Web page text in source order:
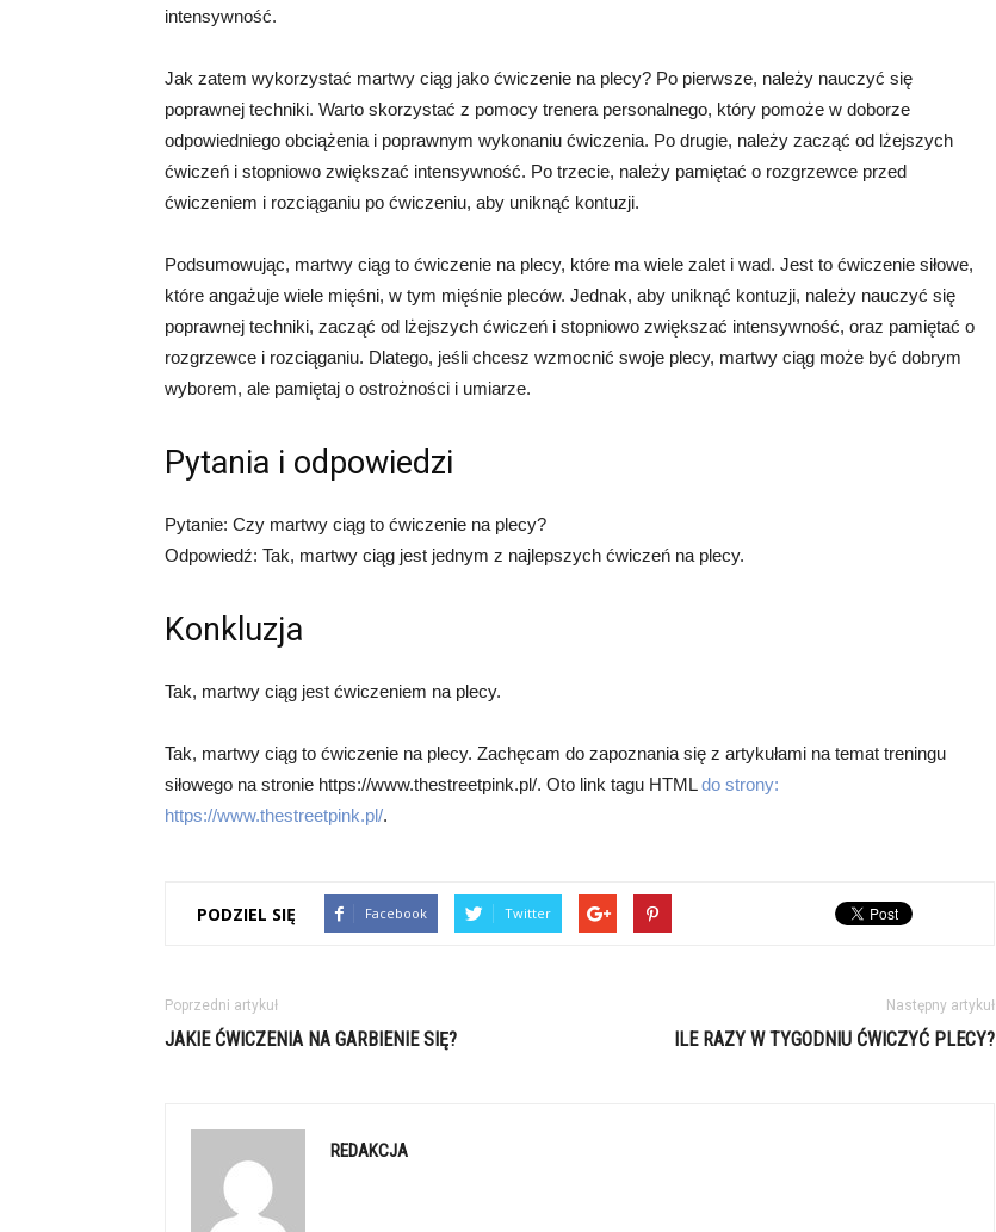
intensywność.
Jak zatem wykorzystać martwy ciąg jako ćwiczenie na plecy? Po pierwsze, należy nauczyć się
poprawnej techniki. Warto skorzystać z pomocy trenera personalnego, który pomoże w doborze
odpowiedniego obciążenia i poprawnym wykonaniu ćwiczenia. Po drugie, należy zacząć od lżejszych
ćwiczeń i stopniowo zwiększać intensywność. Po trzecie, należy pamiętać o rozgrzewce przed
ćwiczeniem i rozciąganiu po ćwiczeniu, aby uniknąć kontuzji.
Podsumowując, martwy ciąg to ćwiczenie na plecy, które ma wiele zalet i wad. Jest to ćwiczenie siłowe,
które angażuje wiele mięśni, w tym mięśnie pleców. Jednak, aby uniknąć kontuzji, należy nauczyć się
poprawnej techniki, zacząć od lżejszych ćwiczeń i stopniowo zwiększać intensywność, oraz pamiętać o
rozgrzewce i rozciąganiu. Dlatego, jeśli chcesz wzmocnić swoje plecy, martwy ciąg może być dobrym
wyborem, ale pamiętaj o ostrożności i umiarze.
Pytania i odpowiedzi
Pytanie: Czy martwy ciąg to ćwiczenie na plecy?
Odpowiedź: Tak, martwy ciąg jest jednym z najlepszych ćwiczeń na plecy.
Konkluzja
Tak, martwy ciąg jest ćwiczeniem na plecy.
Tak, martwy ciąg to ćwiczenie na plecy. Zachęcam do zapoznania się z artykułami na temat treningu
siłowego na stronie https://www.thestreetpink.pl/. Oto link tagu HTMLdo strony:
https://www.thestreetpink.pl/.
PODZIEL SIĘ Facebook Twitter
Poprzedni artykuł
JAKIE ĆWICZENIA NA GARBIENIE SIĘ?
Następny artykuł
ILE RAZY W TYGODNIU ĆWICZYĆ PLECY?
REDAKCJA